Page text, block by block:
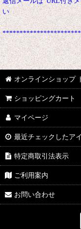
い
オンラインショップ
ショッピングカート
マイページ
最近チェックしたア
特定商取引法表示
ご利用案内
お問い合わせ